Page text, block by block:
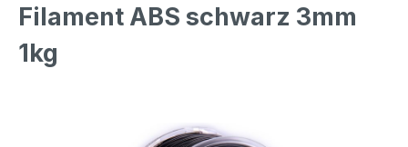
Filament ABS schwarz 3mm
1kg
Bildergalerie überspringen